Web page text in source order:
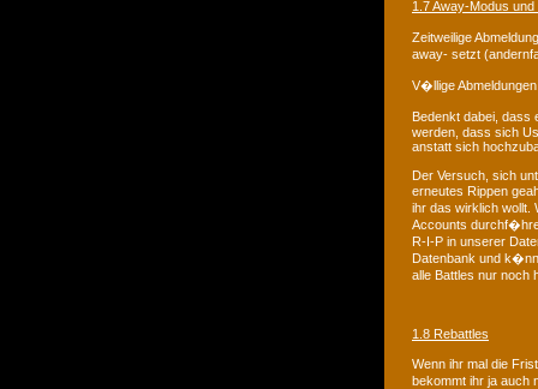
1.7 Away-Modus
Zeitweilige
away- setzt
V�llige
Bedenkt dabei, dass
werden, dass sich
anstatt sich
Der Versuch, sich
erneutes Rippen
ihr das wirklich wollt.
Accounts
R-I-P in unserer
Datenbank und
alle Battles nur noch
1.8 Rebattles
Wenn ihr mal die
bekommt ihr ja auch